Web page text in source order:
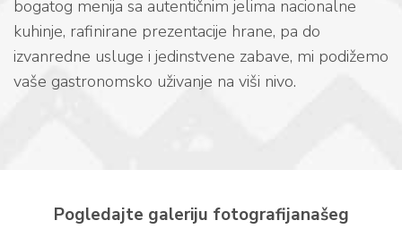
bogatog menija sa autentičnim jelima nacionalne
kuhinje, rafinirane prezentacije hrane, pa do
izvanredne usluge i jedinstvene zabave, mi podižemo
vaše gastronomsko uživanje na viši nivo.
Pogledajte galeriju fotografijanašeg